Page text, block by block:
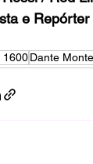
e Repórter
1600Dante